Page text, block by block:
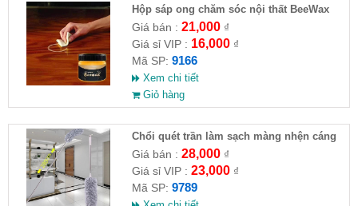
Hộp sáp ong chăm sóc nội thất BeeWax
Giá bán : 21,000₫
Giá sỉ VIP : 16,000₫
Mã SP: 9166
Xem chi tiết
Giỏ hàng
Chổi quét trần làm sạch màng nhện cáng
dài xếp gọn
Giá bán : 28,000₫
Giá sỉ VIP : 23,000₫
Mã SP: 9789